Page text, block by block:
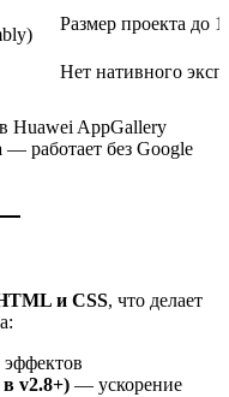
Размер проекта до
Нет нативного
Huawei AppGallery
— работает без Google
и CSS, что делает
v2.8+) — ускорение